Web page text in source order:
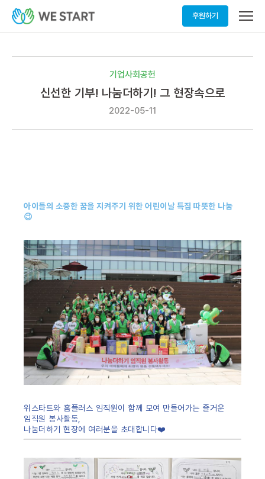
후원하기
메
열
기업사회공헌
신선한 기부! 나눔더하기! 그 현장속으로
2022-05-11
아이들의 소중한 꿈을 지켜주기 위한어린이날 특집 따뜻한 나눔
😉
위스타트와 홈플러스 임직원이 함께 모여 만들어가는 즐거운
임직원 봉사활동,
나눔더하기 현장에 여러분을 초대합니다❤️